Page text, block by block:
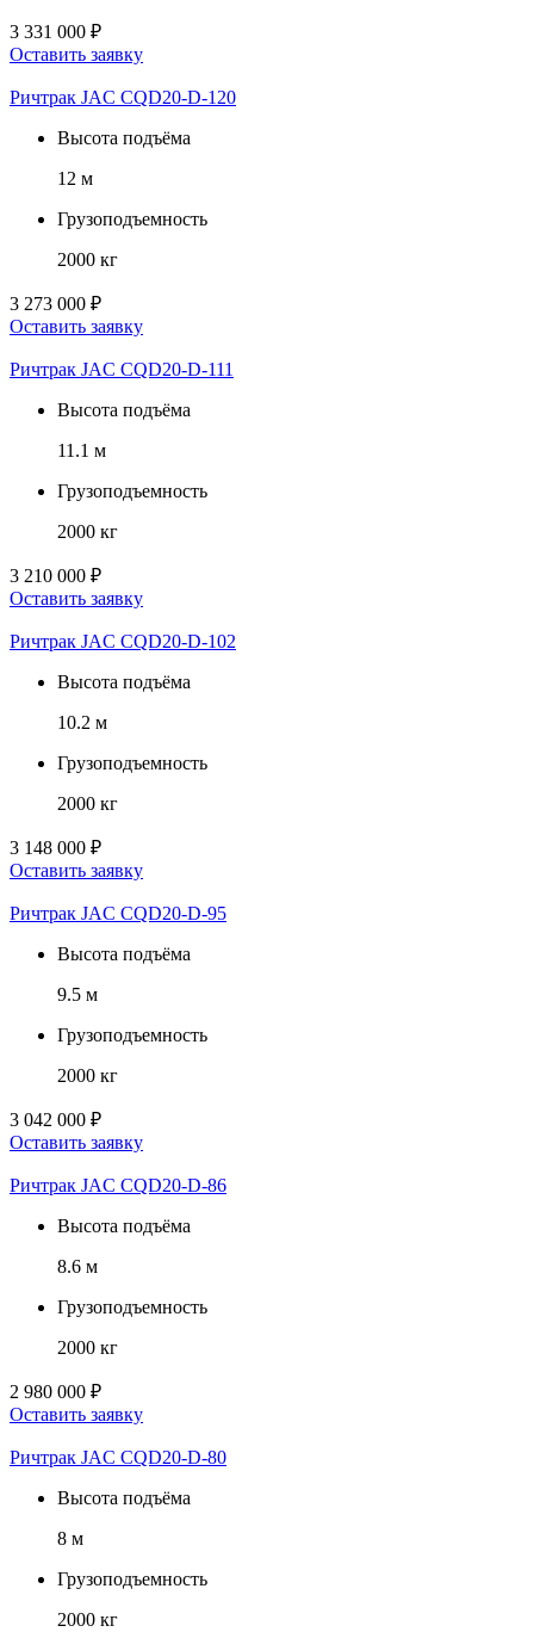
3 331 000 ₽
Оставить заявку
Ричтрак JAC CQD20-D-120
Высота подъёма
12 м
Грузоподъемность
2000 кг
3 273 000 ₽
Оставить заявку
Ричтрак JAC CQD20-D-111
Высота подъёма
11.1 м
Грузоподъемность
2000 кг
3 210 000 ₽
Оставить заявку
Ричтрак JAC CQD20-D-102
Высота подъёма
10.2 м
Грузоподъемность
2000 кг
3 148 000 ₽
Оставить заявку
Ричтрак JAC CQD20-D-95
Высота подъёма
9.5 м
Грузоподъемность
2000 кг
3 042 000 ₽
Оставить заявку
Ричтрак JAC CQD20-D-86
Высота подъёма
8.6 м
Грузоподъемность
2000 кг
2 980 000 ₽
Оставить заявку
Ричтрак JAC CQD20-D-80
Высота подъёма
8 м
Грузоподъемность
2000 кг